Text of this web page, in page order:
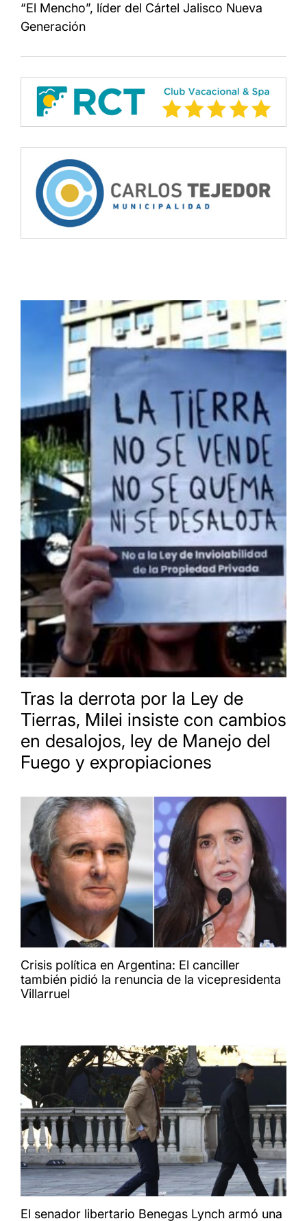
“El Mencho”, líder del Cártel Jalisco Nueva
Generación
Tras la derrota por la Ley de
Tierras, Milei insiste con cambios
en desalojos, ley de Manejo del
Fuego y expropiaciones
Crisis política en Argentina: El canciller
también pidió la renuncia de la vicepresidenta
Villarruel
El senador libertario Benegas Lynch armó una